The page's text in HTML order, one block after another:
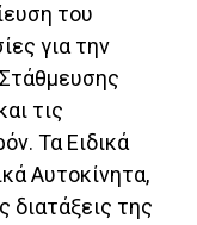
του
για την
τις
Τα Ειδικά
Αυτοκίνητα,
διατάξεις της